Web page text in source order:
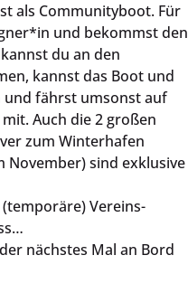
als Communityboot. Für
und bekommst den
du an den
kannst das Boot und
fährst umsonst auf
Auch die 2 großen
zum Winterhafen
November) sind exklusive
Vereins-
nächstes Mal an Bord